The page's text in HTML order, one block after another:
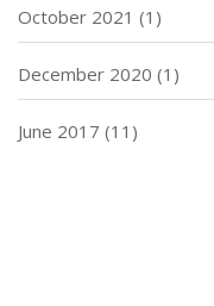
October 2021 (1)
December 2020 (1)
June 2017 (11)